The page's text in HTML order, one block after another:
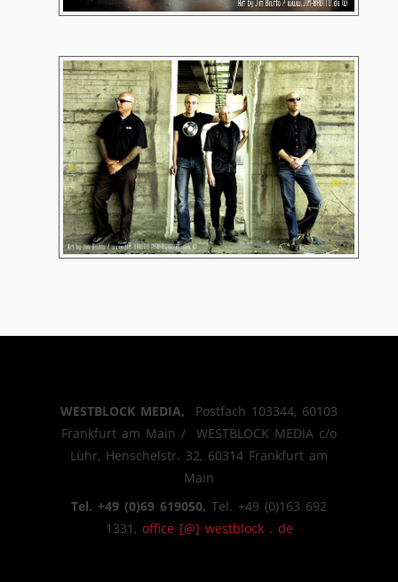
WESTBLOCK MEDIA, Postfach 103344, 60103
Frankfurt am Main / WESTBLOCK MEDIA c/o
Lühr, Henschelstr. 32, 60314 Frankfurt am
Main
Tel. +49 (0)69 619050, Tel. +49 (0)163 692
1331, office [@] westblock . de